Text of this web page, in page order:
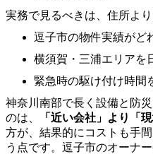
実務で見るべきは、住所よ
逗子市の物件実績がど
横須賀・三浦エリアを
緊急時の駆け付け時間
神奈川南部で長く設備と防
のは、
「近い会社」より「
方が、結果的にコストも手
う点です。逗子市のオーナ